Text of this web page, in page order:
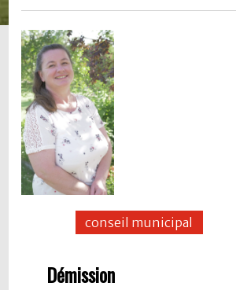
conseil municipal
Démission